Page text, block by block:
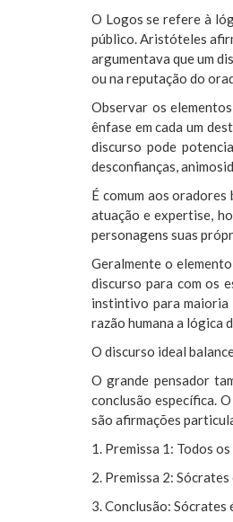
O Logos se refere à
público. Aristóteles
argumentava que um
ou na reputação do
Observar os
ênfase em cada um
discurso pode
desconfianças,
É comum aos
atuação e expertise,
personagens suas
Geralmente o
discurso para com os
instintivo para maioria
razão humana a lógica
O discurso ideal
O grande pensador
conclusão específica.
são afirmações
1. Premissa 1: Todos
2. Premissa 2: Sócrates
3. Conclusão: Sócrates